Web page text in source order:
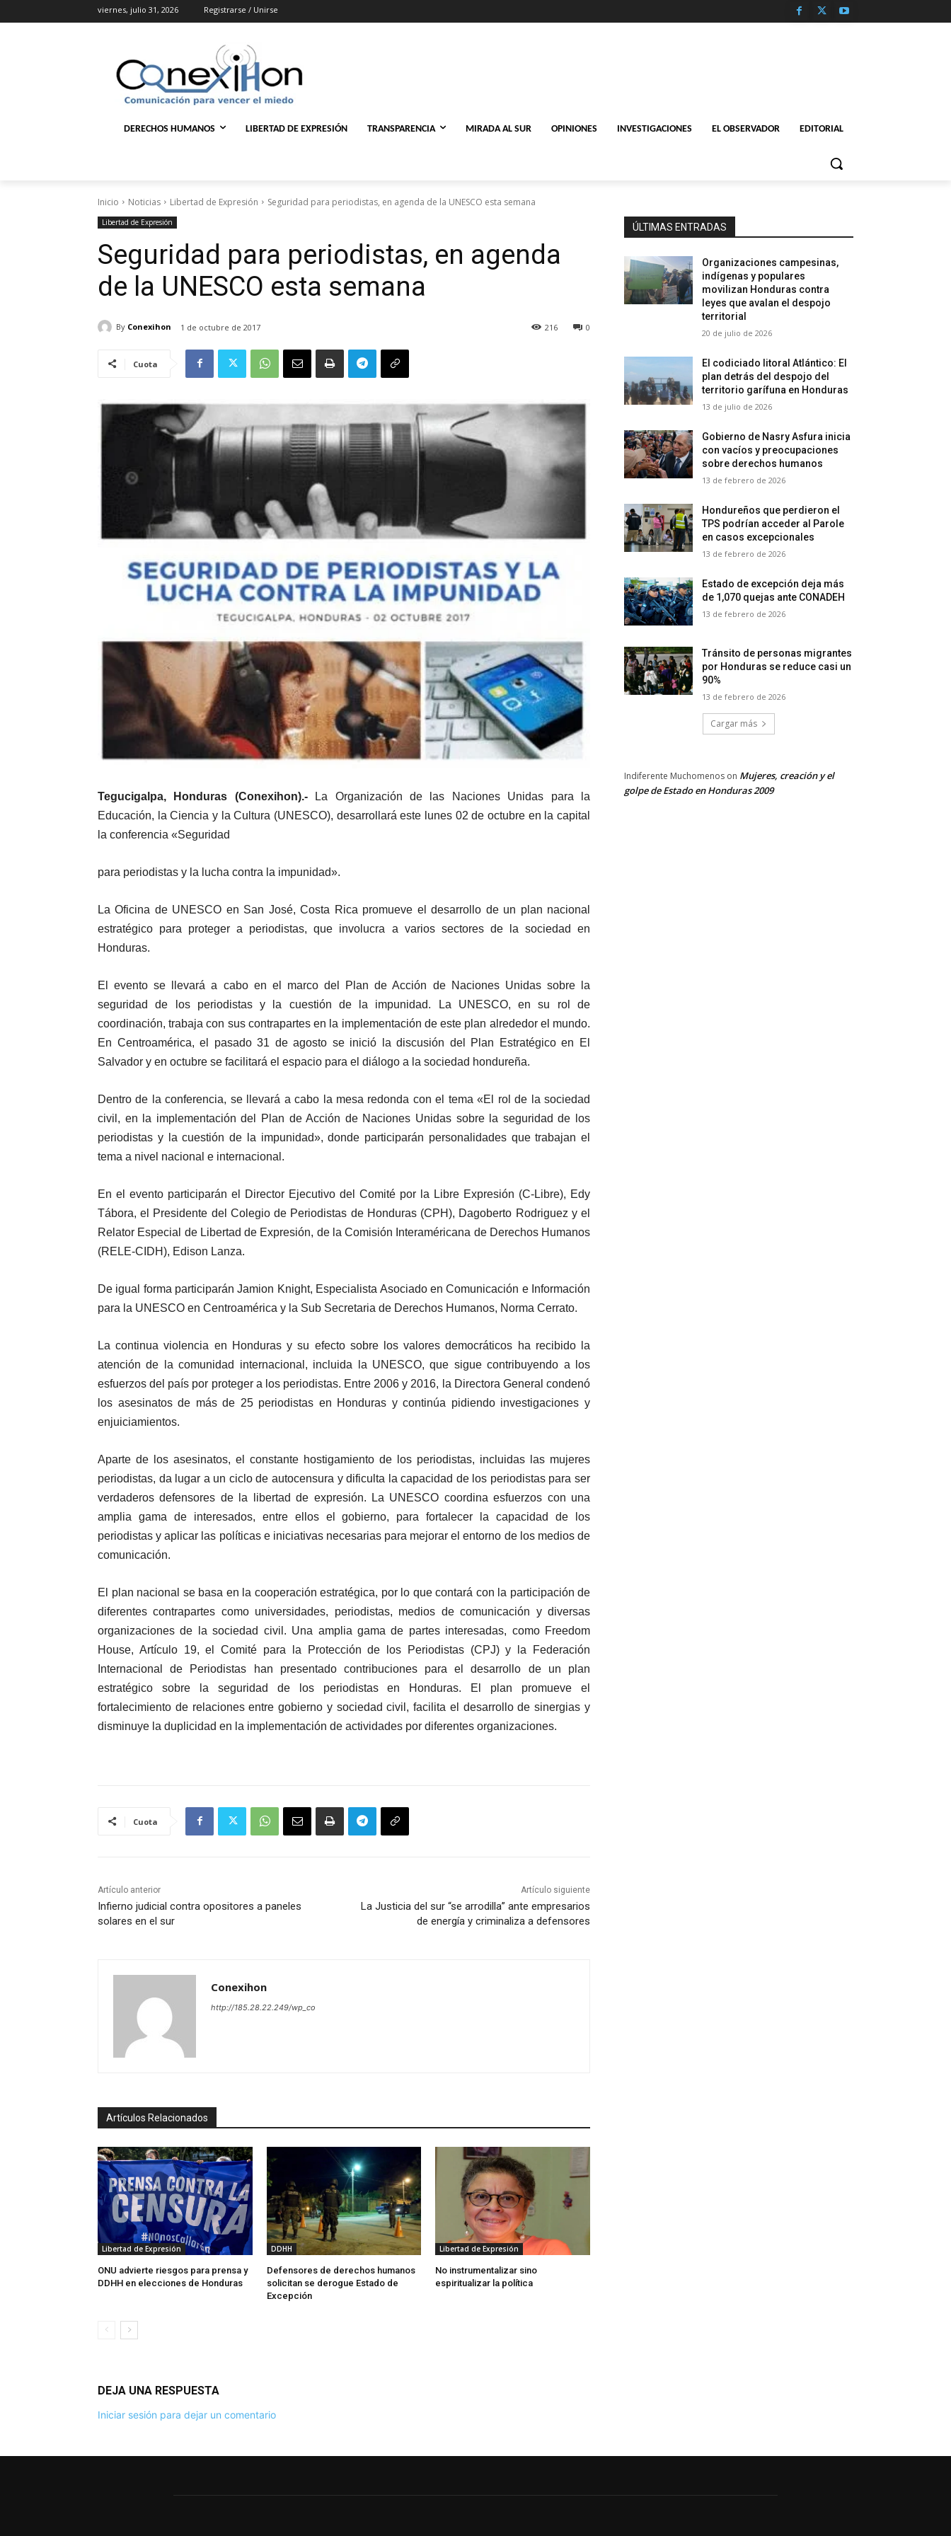
viernes, julio 31, 2026 Registrarse / Unirse
DERECHOS HUMANOS LIBERTAD DE EXPRESIÓN TRANSPARENCIA MIRADA AL SUR OPINIONES INVESTIGACIONES EL OBSERVADOR EDITORIAL
Inicio Noticias Libertad de Expresión Seguridad para periodistas, en agenda de la UNESCO esta semana
Libertad de Expresión
Seguridad para periodistas, en agenda
de la UNESCO esta semana
By Conexihon 1 de octubre de 2017 0
216
Cuota
Tegucigalpa, Honduras (Conexihon).-
La Organización de las Naciones Unidas para la
Educación, la Ciencia y la Cultura (UNESCO), desarrollará este lunes 02 de octubre en la capital
la conferencia «Seguridad
para periodistas y la lucha contra la impunidad».
La Oficina de UNESCO en San José, Costa Rica promueve el desarrollo de un plan nacional
estratégico para proteger a periodistas, que involucra a varios sectores de la sociedad en
Honduras.
El evento se llevará a cabo en el marco del Plan de Acción de Naciones Unidas sobre la
seguridad de los periodistas y la cuestión de la impunidad. La UNESCO, en su rol de
coordinación, trabaja con sus contrapartes en la implementación de este plan alrededor el mundo.
En Centroamérica, el pasado 31 de agosto se inició la discusión del Plan Estratégico en El
Salvador y en octubre se facilitará el espacio para el diálogo a la sociedad hondureña.
Dentro de la conferencia, se llevará a cabo la mesa redonda con el tema «El rol de la sociedad
civil, en la implementación del Plan de Acción de Naciones Unidas sobre la seguridad de los
periodistas y la cuestión de la impunidad», donde participarán personalidades que trabajan el
tema a nivel nacional e internacional.
En el evento participarán el Director Ejecutivo del Comité por la Libre Expresión (C-Libre), Edy
Tábora, el Presidente del Colegio de Periodistas de Honduras (CPH), Dagoberto Rodriguez y el
Relator Especial de Libertad de Expresión, de la Comisión Interaméricana de Derechos Humanos
(RELE-CIDH), Edison Lanza.
De igual forma participarán Jamion Knight, Especialista Asociado en Comunicación e Información
para la UNESCO en Centroamérica y la Sub Secretaria de Derechos Humanos, Norma Cerrato.
La continua violencia en Honduras y su efecto sobre los valores democráticos ha recibido la
atención de la comunidad internacional, incluida la UNESCO, que sigue contribuyendo a los
esfuerzos del país por proteger a los periodistas. Entre 2006 y 2016, la Directora General condenó
los asesinatos de más de 25 periodistas en Honduras y continúa pidiendo investigaciones y
enjuiciamientos.
Aparte de los asesinatos, el constante hostigamiento de los periodistas, incluidas las mujeres
periodistas, da lugar a un ciclo de autocensura y dificulta la capacidad de los periodistas para ser
verdaderos defensores de la libertad de expresión. La UNESCO coordina esfuerzos con una
amplia gama de interesados, entre ellos el gobierno, para fortalecer la capacidad de los
periodistas y aplicar las políticas e iniciativas necesarias para mejorar el entorno de los medios de
comunicación.
El plan nacional se basa en la cooperación estratégica, por lo que contará con la participación de
diferentes contrapartes como universidades, periodistas, medios de comunicación y diversas
organizaciones de la sociedad civil. Una amplia gama de partes interesadas, como Freedom
House, Artículo 19, el Comité para la Protección de los Periodistas (CPJ) y la Federación
Internacional de Periodistas han presentado contribuciones para el desarrollo de un plan
estratégico sobre la seguridad de los periodistas en Honduras. El plan promueve el
fortalecimiento de relaciones entre gobierno y sociedad civil, facilita el desarrollo de sinergias y
disminuye la duplicidad en la implementación de actividades por diferentes organizaciones.
Cuota
Artículo anterior
Infierno judicial contra opositores a paneles
solares en el sur
Artículo siguiente
La Justicia del sur “se arrodilla” ante empresarios
de energía y criminaliza a defensores
Conexihon
http://185.28.22.249/wp_co
Artículos Relacionados
Libertad de Expresión
ONU advierte riesgos para prensa y
DDHH en elecciones de Honduras
DDHH
Defensores de derechos humanos
solicitan se derogue Estado de
Excepción
Libertad de Expresión
No instrumentalizar sino
espiritualizar la política
DEJA UNA RESPUESTA
Iniciar sesión para dejar un comentario
ÚLTIMAS ENTRADAS
Organizaciones campesinas,
indígenas y populares
movilizan Honduras contra
leyes que avalan el despojo
territorial
20 de julio de 2026
El codiciado litoral Atlántico: El
plan detrás del despojo del
territorio garífuna en Honduras
13 de julio de 2026
Gobierno de Nasry Asfura inicia
con vacíos y preocupaciones
sobre derechos humanos
13 de febrero de 2026
Hondureños que perdieron el
TPS podrían acceder al Parole
en casos excepcionales
13 de febrero de 2026
Estado de excepción deja más
de 1,070 quejas ante CONADEH
13 de febrero de 2026
Tránsito de personas migrantes
por Honduras se reduce casi un
90%
13 de febrero de 2026
Cargar más
Indiferente Muchomenos on Mujeres, creación y el
golpe de Estado en Honduras 2009